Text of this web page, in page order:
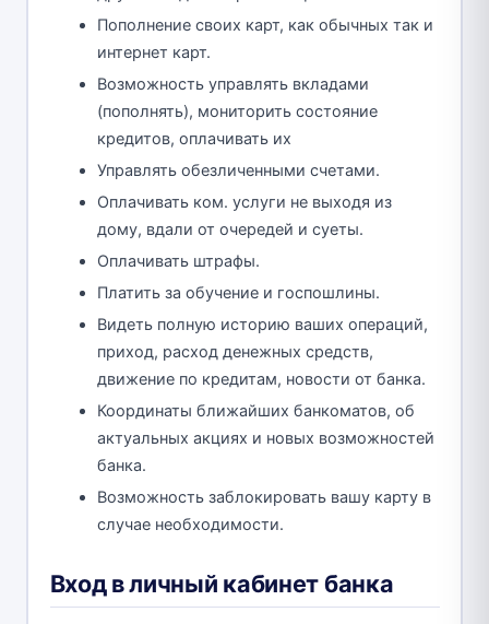
Пополнение своих карт, как обычных так и
интернет карт.
Возможность управлять вкладами
(пополнять), мониторить состояние
кредитов, оплачивать их
Управлять обезличенными счетами.
Оплачивать ком. услуги не выходя из
дому, вдали от очередей и суеты.
Оплачивать штрафы.
Платить за обучение и госпошлины.
Видеть полную историю ваших операций,
приход, расход денежных средств,
движение по кредитам, новости от банка.
Координаты ближайших банкоматов, об
актуальных акциях и новых возможностей
банка.
Возможность заблокировать вашу карту в
случае необходимости.
Вход в личный кабинет банка